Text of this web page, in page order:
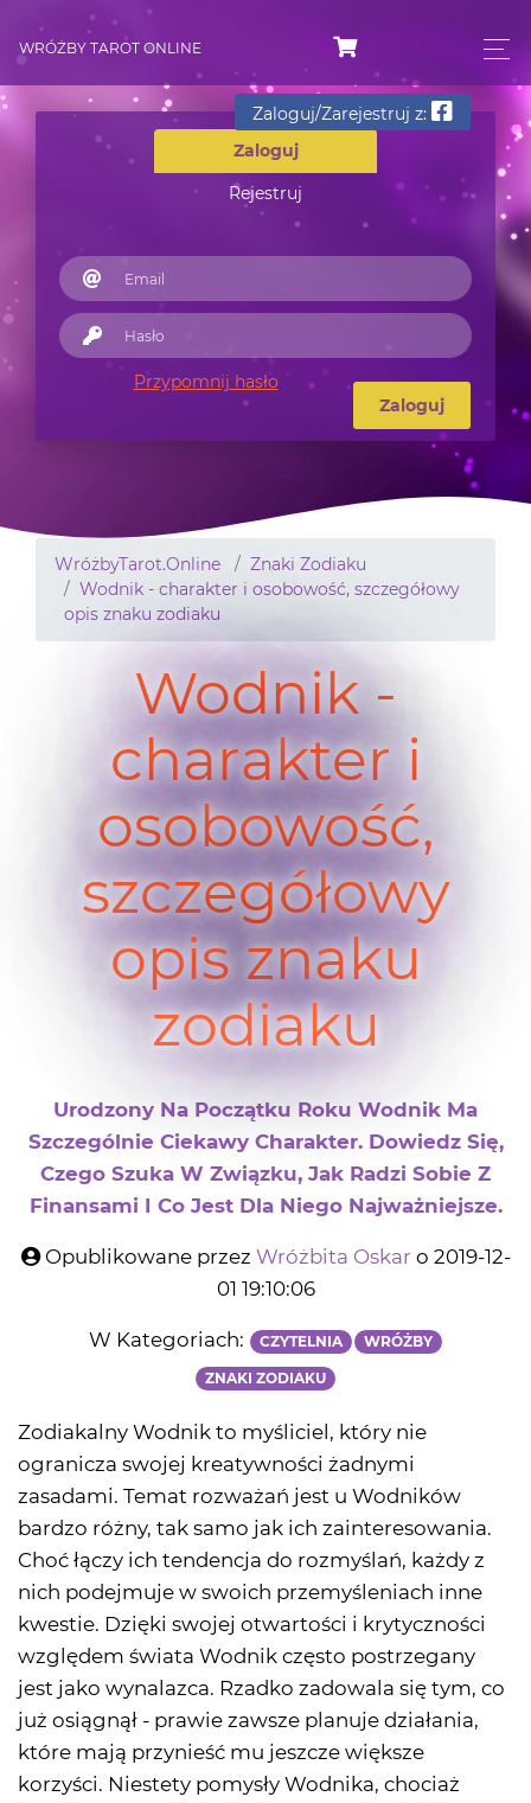
WRÓŻBY TAROT ONLINE
Zaloguj
Rejestruj
Zaloguj/Zarejestruj z:
Przypomnij hasło
Zaloguj
WróżbyTarot.Online
Znaki Zodiaku
Wodnik - charakter i osobowość, szczegółowy
opis znaku zodiaku
Wodnik -
charakter i
osobowość,
szczegółowy
opis znaku
zodiaku
Urodzony Na Początku Roku Wodnik Ma
Szczególnie Ciekawy Charakter. Dowiedz Się,
Czego Szuka W Związku, Jak Radzi Sobie Z
Finansami I Co Jest Dla Niego Najważniejsze.
Opublikowane przez Wróżbita Oskar o 2019-12-
01 19:10:06
W Kategoriach: CZYTELNIA WRÓŻBY
ZNAKI ZODIAKU
Zodiakalny Wodnik to myśliciel, który nie
ogranicza swojej kreatywności żadnymi
zasadami. Temat rozważań jest u Wodników
bardzo różny, tak samo jak ich zainteresowania.
Choć łączy ich tendencja do rozmyślań, każdy z
nich podejmuje w swoich przemyśleniach inne
kwestie. Dzięki swojej otwartości i krytyczności
względem świata Wodnik często postrzegany
jest jako wynalazca. Rzadko zadowala się tym, co
już osiągnął - prawie zawsze planuje działania,
które mają przynieść mu jeszcze większe
korzyści. Niestety pomysły Wodnika, chociaż